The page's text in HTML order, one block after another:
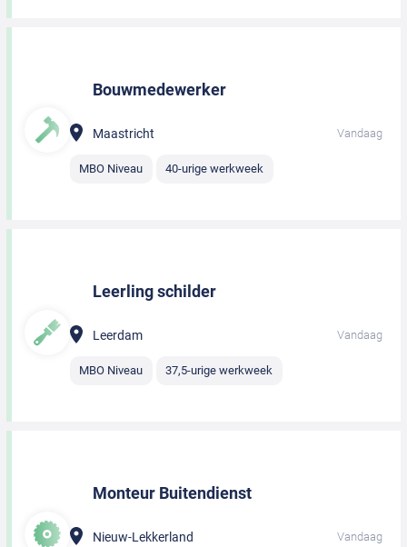
Bouwmedewerker
Maastricht Vandaag
MBO Niveau 40-urige werkweek
Leerling schilder
Leerdam Vandaag
MBO Niveau 37,5-urige werkweek
Monteur Buitendienst
Nieuw-Lekkerland Vandaag